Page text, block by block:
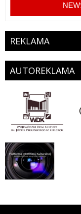
REKLAMA
AUTOREKLAMA